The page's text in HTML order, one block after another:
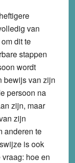
van
dit te
stappen
wordt
bewijs van zijn
persoon na
zijn, maar
zijn
anderen te
is ook
hoe en